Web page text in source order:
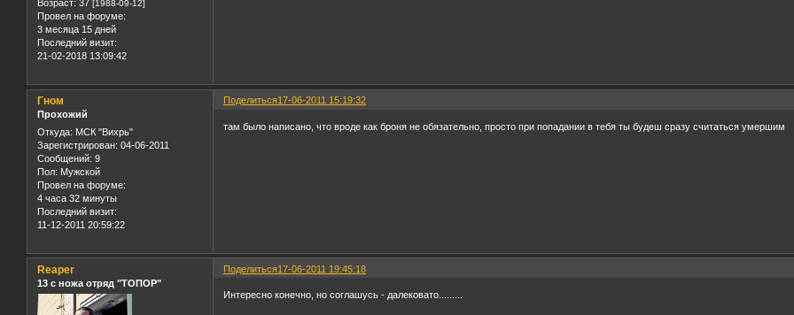
Возраст: 37 [1988-09-12]
Провел на форуме:
3 месяца 15 дней
Последний визит:
21-02-2018 13:09:42
Поделиться17-06-2011 15:19:32
Гном
Прохожий
Откуда: МСК "Вихрь"
Зарегистрирован: 04-06-2011
Сообщений: 9
Пол: Мужской
Провел на форуме:
4 часа 32 минуты
Последний визит:
11-12-2011 20:59:22
там было написано, что вроде как броня не обязательно, просто при попадании в тебя ты будеш сразу считаться умершим
Поделиться17-06-2011 19:45:18
Reaper
13 с ножа отряд "ТОПОР"
Интересно конечно, но соглашусь - далековато.........